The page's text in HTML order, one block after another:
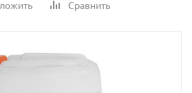
Сравнить